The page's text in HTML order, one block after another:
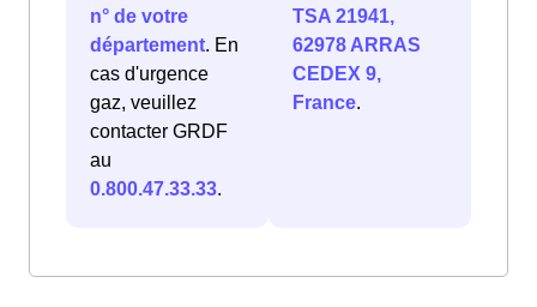
n° de votre
département. En
cas d'urgence
gaz, veuillez
contacter GRDF
au
0.800.47.33.33.
TSA 21941,
62978 ARRAS
CEDEX 9,
France.